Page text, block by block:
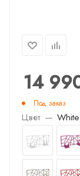
14
Под заказ
Цвет —